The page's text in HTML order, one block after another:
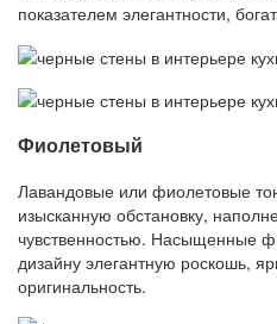
показателем элегантности,
Фиолетовый
Лавандовые или фиолетовые
изысканную обстановку,
чувственностью. Насыщенные
дизайну элегантную роскошь,
оригинальность.